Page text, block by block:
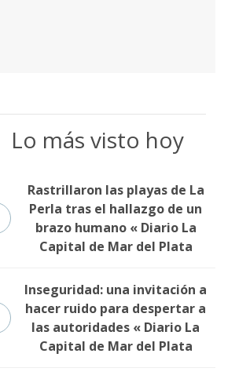
Lo más visto hoy
Rastrillaron las playas de La
Perla tras el hallazgo de un
brazo humano « Diario La
Capital de Mar del Plata
Inseguridad: una invitación a
hacer ruido para despertar a
las autoridades « Diario La
Capital de Mar del Plata